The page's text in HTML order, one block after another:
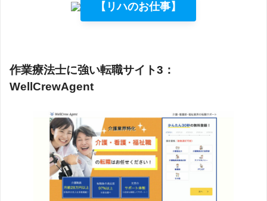
【リハのお仕事】
作業療法士に強い転職サイト3：
WellCrewAgent